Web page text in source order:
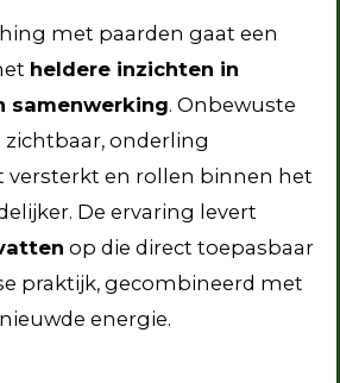
met paarden gaat een
heldere inzichten in
samenwerking. Onbewuste
onderling
versterkt en rollen binnen het
De ervaring levert
op die direct toepasbaar
praktijk, gecombineerd met
energie.